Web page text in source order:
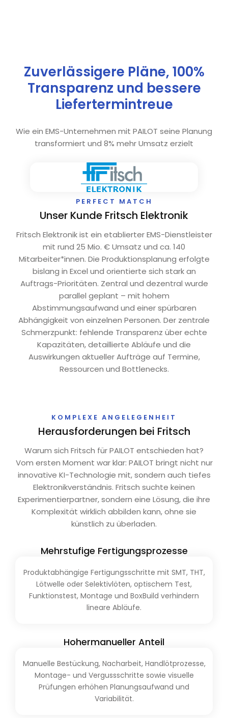
Zuverlässigere Pläne, 100%
Transparenz und bessere
Liefertermintreue
Wie ein EMS-Unternehmen mit PAILOT seine Planung
transformiert und 8% mehr Umsatz erzielt
PERFECT MATCH
Unser Kunde Fritsch Elektronik
Fritsch Elektronik ist ein etablierter EMS-Dienstleister
mit rund 25 Mio. € Umsatz und ca. 140
Mitarbeiter*innen. Die Produktionsplanung erfolgte
bislang in Excel und orientierte sich stark an
Auftrags-Prioritäten. Zentral und dezentral wurde
parallel geplant – mit hohem
Abstimmungsaufwand und einer spürbaren
Abhängigkeit von einzelnen Personen. Der zentrale
Schmerzpunkt: fehlende Transparenz über echte
Kapazitäten, detaillierte Abläufe und die
Auswirkungen aktueller Aufträge auf Termine,
Ressourcen und Bottlenecks.
KOMPLEXE ANGELEGENHEIT
Herausforderungen bei Fritsch
Warum sich Fritsch für PAILOT entschieden hat?
Vom ersten Moment war klar: PAILOT bringt nicht nur
innovative KI-Technologie mit, sondern auch tiefes
Elektronikverständnis. Fritsch suchte keinen
Experimentierpartner, sondern eine Lösung, die ihre
Komplexität wirklich abbilden kann, ohne sie
künstlich zu überladen.
Mehrstufige Fertigungsprozesse
Produktabhängige Fertigungsschritte mit SMT, THT,
Lötwelle oder Selektivlöten, optischem Test,
Funktionstest, Montage und BoxBuild verhindern
lineare Abläufe.
Hohermanueller Anteil
Manuelle Bestückung, Nacharbeit, Handlötprozesse,
Montage- und Vergussschritte sowie visuelle
Prüfungen erhöhen Planungsaufwand und
Variabilität.